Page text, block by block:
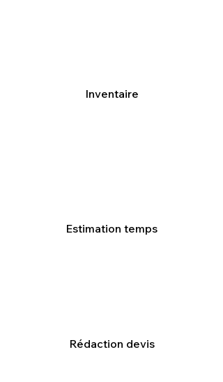
Inventaire
Estimation temps
Rédaction devis